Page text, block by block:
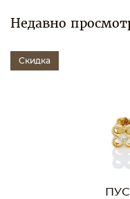
Недавно
Скидка